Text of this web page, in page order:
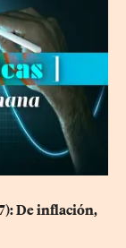
De inflación,